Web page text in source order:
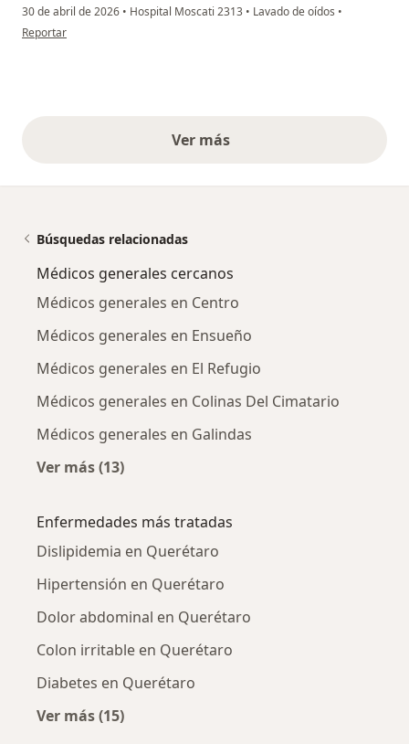
30 de abril de 2026 • Hospital Moscati 2313 • Lavado de oídos •
en opinión del usuario Sol
Reportar
Ver másopiniones anteriores
Búsquedas relacionadas
Médicos generales cercanos
Médicos generales en Centro
Médicos generales en Ensueño
Médicos generales en El Refugio
Médicos generales en Colinas Del Cimatario
Médicos generales en Galindas
Ver más (13)
Enfermedades más tratadas
Dislipidemia en Querétaro
Hipertensión en Querétaro
Dolor abdominal en Querétaro
Colon irritable en Querétaro
Diabetes en Querétaro
Ver más (15)